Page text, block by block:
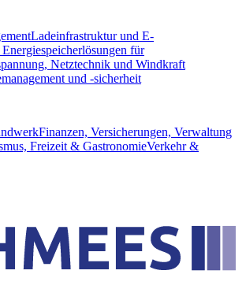
Ladeinfrastruktur und E-
für
Netztechnik und Windkraft
und -sicherheit
Finanzen, Versicherungen, Verwaltung
Freizeit & GastronomieVerkehr &